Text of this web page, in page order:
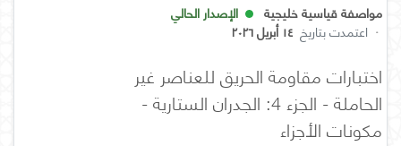
مواصفة قياسية خليجية
الإصدار الحالي
· اعتمدت بتاريخ ١٤ أبريل ٢٠٢٦
اختبارات مقاومة الحريق للعناصر غير
الحاملة - الجزء 4: الجدران الستارية -
مكونات الأجزاء